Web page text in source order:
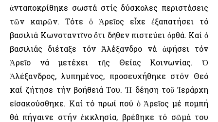
ἀνταποκρίθηκε σωστά στίς δύσκολες περιστάσεις
τῶν καιρῶν. Τότε ὁ Ἁρεῖος εἶχε ἐξαπατήσει τό
βασιλιά Κωνσταντῖνο ὅτι δῆθεν πιστεύει ὀρθά. Καί ὁ
βασιλιάς διέταξε τόν Ἀλέξανδρο νά ἀφήσει τόν
Ἁρεῖο νά μετέχει τῆς Θείας Κοινωνίας. Ὁ
Ἀλέξανδρος, λυπημένος, προσευχήθηκε στόν Θεό
καί ζήτησε τήν βοήθειά Του. Ἡ δέηση τοῦ Ἱεράρχη
εἰσακούσθηκε. Καί τό πρωί πού ὁ Ἁρεῖος μέ πομπή
θά πήγαινε στήν ἐκκλησία, βρέθηκε τό σῶμά του